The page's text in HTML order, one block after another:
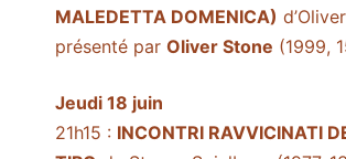
MALEDETTA DOMENICA)
présenté par Oliver Stone (1999,
Jeudi 18 juin
21h15 : INCONTRI RAVVICINATI